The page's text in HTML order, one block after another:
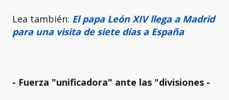
Lea también: El papa León XIV llega a Madrid
para una visita de siete días a España
- Fuerza "unificadora" ante las "divisiones -